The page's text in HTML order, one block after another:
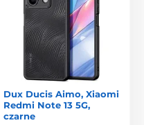
Dux Ducis Aimo, Xiaomi
Redmi Note 13 5G,
czarne